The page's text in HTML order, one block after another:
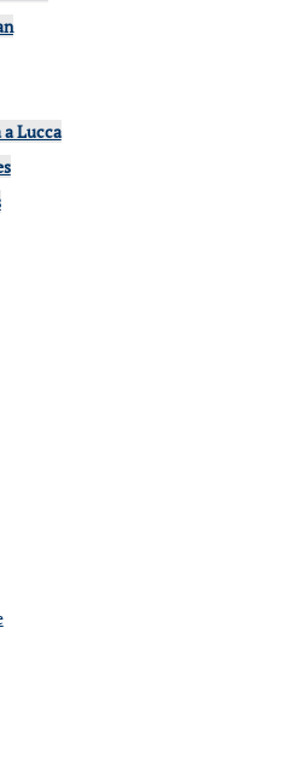
Lucca